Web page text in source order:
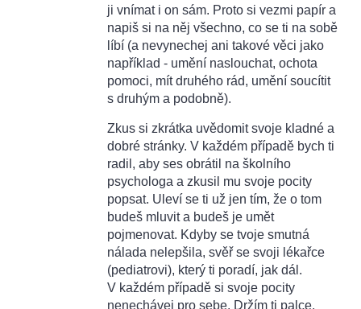
ji vnímat i on sám. Proto si vezmi papír a
napiš si na něj všechno, co se ti na sobě
líbí (a nevynechej ani takové věci jako
například - umění naslouchat, ochota
pomoci, mít druhého rád, umění soucítit
s druhým a podobně).
Zkus si zkrátka uvědomit svoje kladné a
dobré stránky. V každém případě bych ti
radil, aby ses obrátil na školního
psychologa a zkusil mu svoje pocity
popsat. Uleví se ti už jen tím, že o tom
budeš mluvit a budeš je umět
pojmenovat. Kdyby se tvoje smutná
nálada nelepšila, svěř se svoji lékařce
(pediatrovi), který ti poradí, jak dál.
V každém případě si svoje pocity
nenechávej pro sebe. Držím ti palce.